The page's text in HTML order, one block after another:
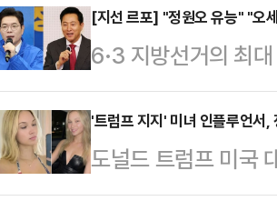
하정우 수석은
요청을 받고 있다.
26.0%를 기록했…
조차 더불어민주당
단칼에 거절했다. "
거 결과로 평가받겠
는 '책임'은 누구를
'현실'이 아닌 자신
[지선 르포] "정원오 유능" "오
6·3 지방선거의 최
원오 더불어민주당
이 오세훈 국민의힘
이렇듯 창과 방패의
의 현상 유지'에 관
'트럼프 지지' 미녀 인플루언서,
도널드 트럼프 미국
인플루언서의 충격